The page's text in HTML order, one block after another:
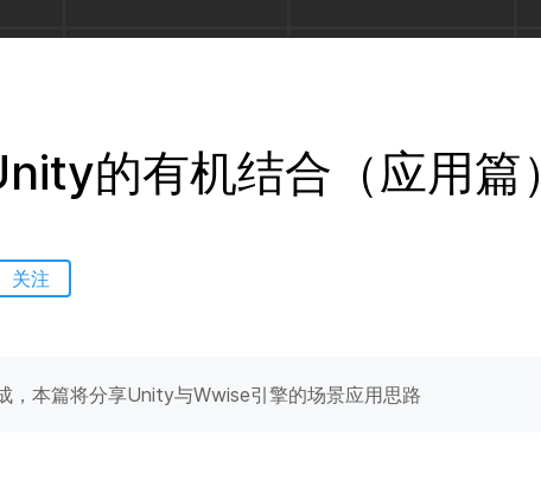
的有机结合（应用篇
关注
，本篇将分享Unity与Wwise引擎的场景应用思路